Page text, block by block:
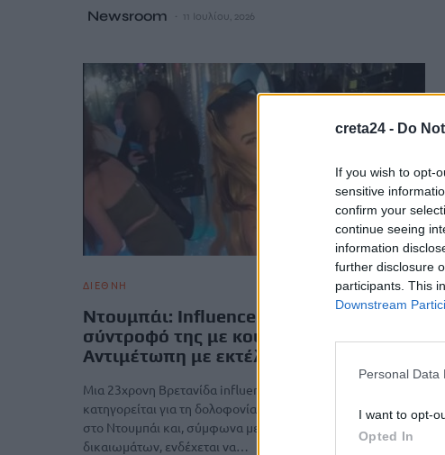
creta24 - Do
If you wish to opt-
sensitive
confirm your
continue seeing
information
further disclosure
participants. This
Downstream
Personal Data
I want to opt-
Opted In
Newsroom 11 Ιουλίου, 2026
ΔΙΕΘΝΗ
Ντουμπάι: Influencer δολοφόνησε τον
σύντροφό της με κουζινόμαχαιρο –
Αντιμέτωπη με εκτέλεση
Μια 23χρονη Βρετανίδα influencer και TikToker
κατηγορείται για τη δολοφονία ενός 26χρονου
στο Ντουμπάι και, σύμφωνα με οργάνωση ανθρωπίνων
δικαιωμάτων, ενδέχεται να…